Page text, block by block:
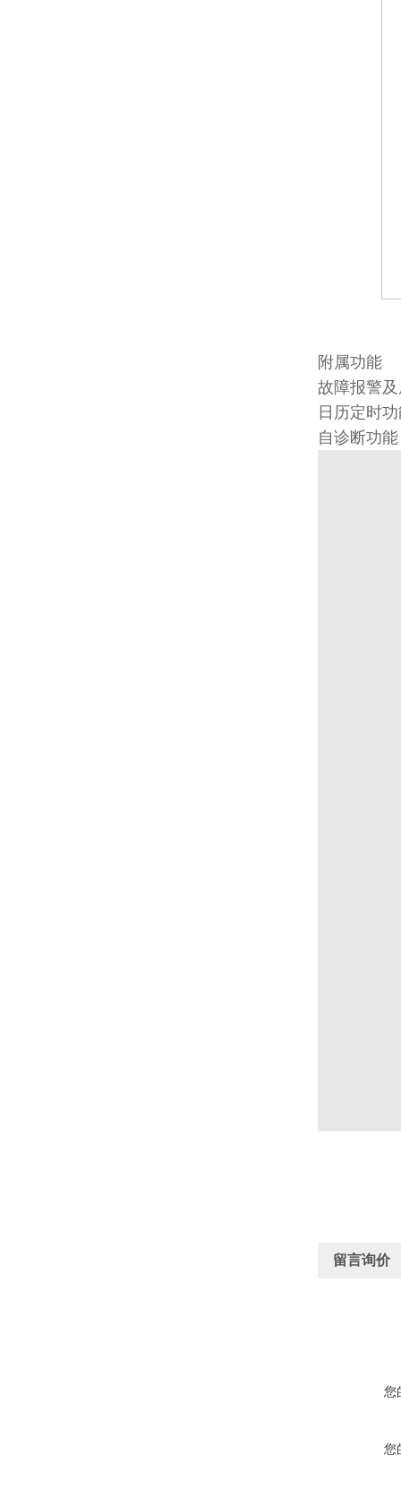
附属功能
故障报警
日历定时
自诊断功能
留言询价
您
您